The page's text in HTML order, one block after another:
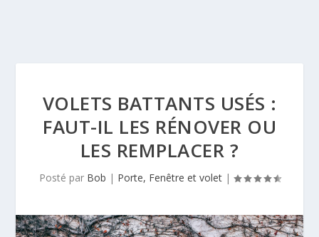
VOLETS BATTANTS USÉS :
FAUT-IL LES RÉNOVER OU
LES REMPLACER ?
Posté par Bob | Porte, Fenêtre et volet|